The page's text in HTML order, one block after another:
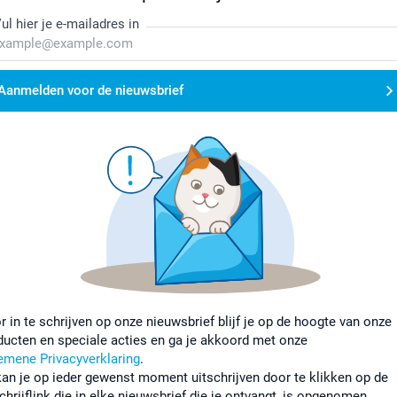
hier je e-mailadres in
voor de nieuwsbrief
in te schrijven op onze nieuwsbrief blijf je op de hoogte van onze
en speciale acties en ga je akkoord met onze
Privacyverklaring.
je op ieder gewenst moment uitschrijven door te klikken op de